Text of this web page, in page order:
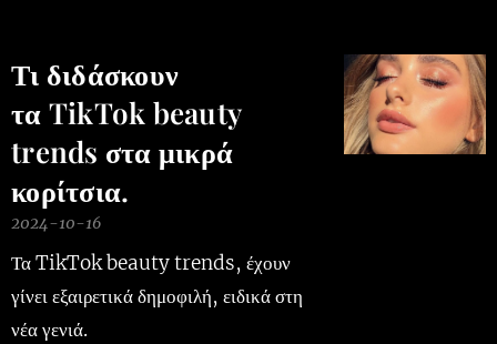
Τι διδάσκουν
τα TikTok beauty
trends στα μικρά
κορίτσια.
2024-10-16
Τα TikTok beauty trends, έχουν
γίνει εξαιρετικάδημοφιλή, ειδικά στη
νέα γενιά.